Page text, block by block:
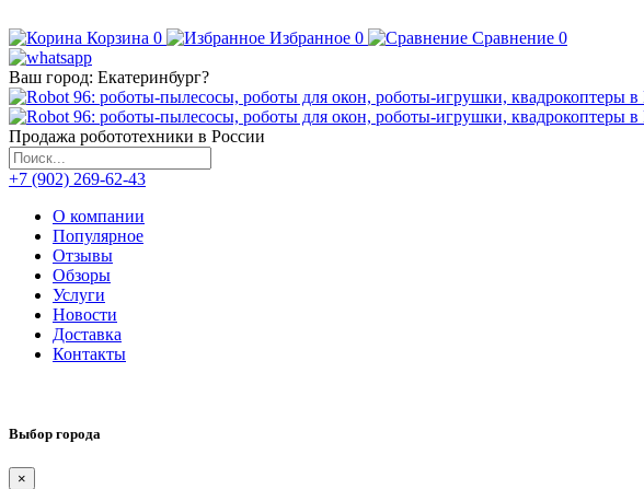
Корзина 0 Избранное 0 Сравнение 0
Ваш город: Екатеринбург?
Продажа робототехники в России
+7 (902) 269-62-43
О компании
Популярное
Отзывы
Обзоры
Услуги
Новости
Доставка
Контакты
Выбор города
×